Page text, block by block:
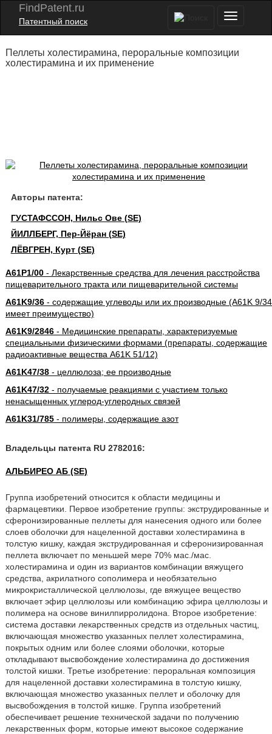
FindPatent.ru
Патентный поиск
Пеллеты холестирамина, пероральные композиции
холестирамина и их применение
Авторы патента:
ГУСТАФССОН, Нильс Ове (SE)
ЙИЛЛБЕРГ, Пер-Йёран (SE)
ЛЁВГРЕН, Курт (SE)
A61P1/00- Лекарственные средства для лечения расстройства
пищеварительного тракта или пищеварительной системы
A61K9/36- содержащие углеводы или их производные (A61K 9/34
имеет преимущество)
A61K9/2846- Медицинские препараты, характеризуемые
специальными физическими формами (препараты, содержащие
радиоактивные вещества A61K 51/12)
A61K47/38- целлюлоза; ее производные
A61K47/32- получаемые реакциями с участием только
ненасыщенных углерод-углеродных связей
A61K31/785- полимеры, содержащие азот
Владельцы патента RU 2782016:
АЛЬБИРЕО АБ (SE)
Группа изобретений относится к области медицины и
фармацевтики. Первое изобретение группы: экструдированные и
сферонизированные пеллеты для нанесения одного или более
слоев оболочки для нацеленной доставки холестирамина в
толстую кишку, каждая экструдированная и сферонизированная
пеллета включает по меньшей мере 70% мас./мас.
холестирамина и один из вариантов комбинации вяжущего
средства, акрилатного сополимера и необязательно
микрокристаллической целлюлозы, где вяжущее вещество
включает эфир целлюлозы или комбинацию эфира целлюлозы и
полимера на основе винилпирролидона. Второе изобретение:
система доставки лекарственных средств из отдельных частиц,
включающая множество указанных пеллет холестирамина,
покрытых одним или более слоями оболочки, которые
откладывают высвобождение холестирамина до достижения
толстой кишки. Третье изобретение: пероральная композиция
для нацеленной доставки холестирамина в толстую кишку,
включающая множество указанных пеллет и оболочку для
высвобождения в толстой кишке. Группа изобретений
обеспечивает решение технической задачи по получению
лекарственных форм, которые имеют высокое содержание